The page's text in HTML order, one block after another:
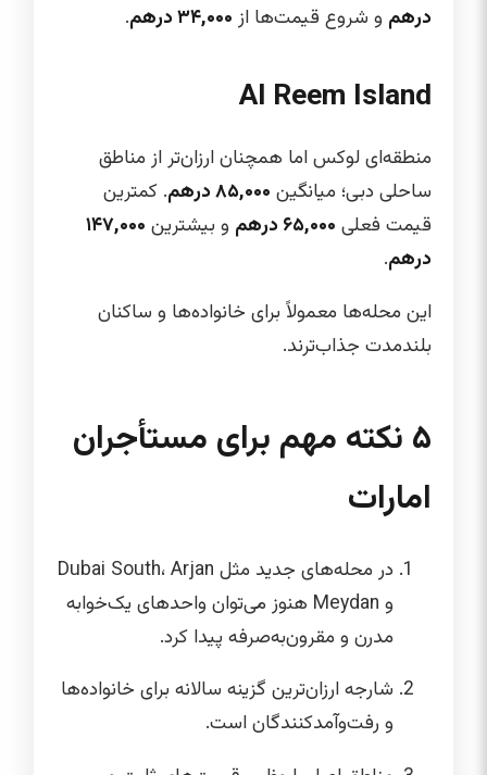
درهم و شروع قیمت‌ها از ۳۴,۰۰۰ درهم .
Al Reem Island
منطقه‌ای لوکس اما همچنان ارزان‌تر از مناطق
ساحلی دبی؛ میانگین ۸۵,۰۰۰ درهم
. کمترین
قیمت فعلی ۶۵,۰۰۰ درهم و بیشترین ۱۴۷,۰۰۰
درهم.
این محله‌ها معمولاً برای خانواده‌ها و ساکنان
بلندمدت جذاب‌ترند.
۵ نکته مهم برای مستأجران
امارات
در محله‌های جدید مثل Dubai South، Arjan
و Meydan هنوز می‌توان واحدهای یک‌خوابه
مدرن و مقرون‌به‌صرفه پیدا کرد.
شارجه ارزان‌ترین گزینه سالانه برای خانواده‌ها
و رفت‌وآمدکنندگان است.